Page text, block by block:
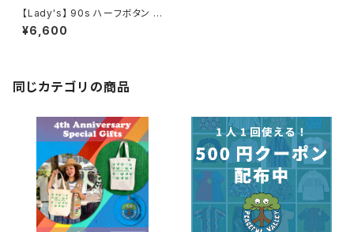
【Lady's】 90s ハーフボタン シ
ャツ / アメリカ製 USA製 トップ
ス プルオーバー レディース N0
¥6,600
同じカテゴリの商品